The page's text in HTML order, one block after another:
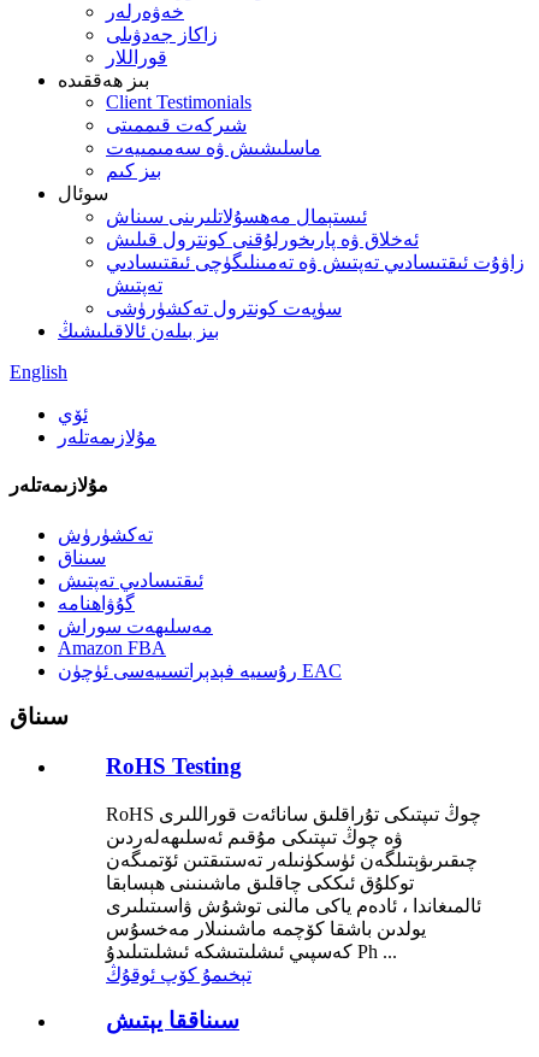
خەۋەرلەر
زاكاز جەدۋىلى
قوراللار
بىز ھەققىدە
Client Testimonials
شىركەت قىممىتى
ماسلىشىش ۋە سەمىمىيەت
بىز كىم
سوئال
ئىستېمال مەھسۇلاتلىرىنى سىناش
ئەخلاق ۋە پارىخورلۇقنى كونترول قىلىش
زاۋۇت ئىقتىسادىي تەپتىش ۋە تەمىنلىگۈچى ئىقتىسادىي
تەپتىش
سۈپەت كونترول تەكشۈرۈشى
بىز بىلەن ئالاقىلىشىڭ
English
ئۆي
مۇلازىمەتلەر
مۇلازىمەتلەر
تەكشۈرۈش
سىناق
ئىقتىسادىي تەپتىش
گۇۋاھنامە
مەسلىھەت سوراش
Amazon FBA
رۇسىيە فېدېراتسىيەسى ئۈچۈن EAC
سىناق
RoHS Testing
RoHS چوڭ تىپتىكى تۇراقلىق سانائەت قوراللىرى
ۋە چوڭ تىپتىكى مۇقىم ئەسلىھەلەردىن
چىقىرىۋېتىلگەن ئۈسكۈنىلەر تەستىقتىن ئۆتمىگەن
توكلۇق ئىككى چاقلىق ماشىنىنى ھېسابقا
ئالمىغاندا ، ئادەم ياكى مالنى توشۇش ۋاسىتىلىرى
يولدىن باشقا كۆچمە ماشىنىلار مەخسۇس
كەسپىي ئىشلىتىشكە ئىشلىتىلىدۇ Ph ...
تېخىمۇ كۆپ ئوقۇڭ
سىناققا يېتىش